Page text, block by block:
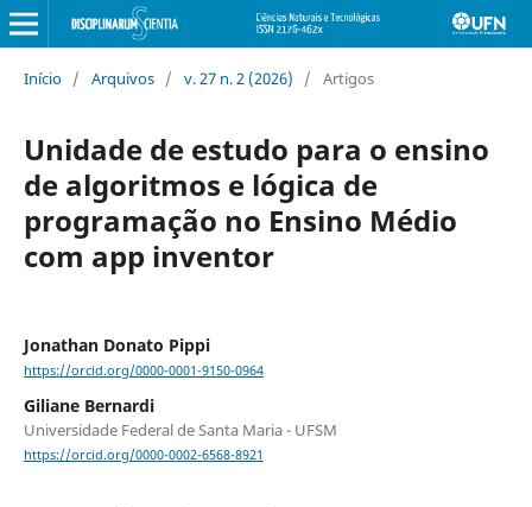
Início / Arquivos / v. 27 n. 2 (2026) / Artigos
Unidade de estudo para o ensino
de algoritmos e lógica de
programação no Ensino Médio
com app inventor
Jonathan Donato Pippi
https://orcid.org/0000-0001-9150-0964
Giliane Bernardi
Universidade Federal de Santa Maria - UFSM
https://orcid.org/0000-0002-6568-8921